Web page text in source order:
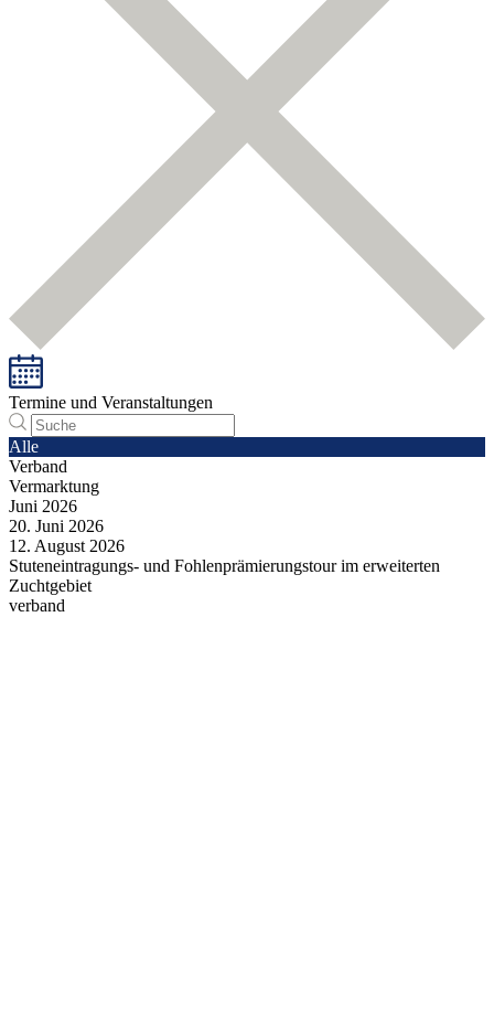
Termine und Veranstaltungen
Alle
Verband
Vermarktung
Juni 2026
20. Juni 2026
12. August 2026
Stuteneintragungs- und Fohlenprämierungstour im erweiterten
Zuchtgebiet
verband